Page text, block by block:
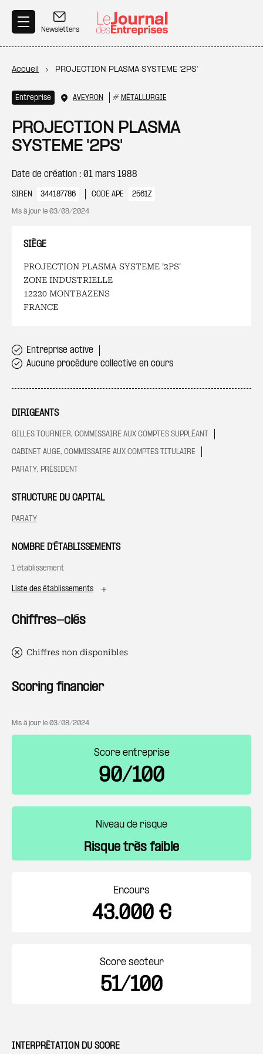
Newsletters
Fil d'Ariane
Accueil PROJECTION PLASMA SYSTEME '2PS'
Entreprise AVEYRON # MÉTALLURGIE
PROJECTION PLASMA
SYSTEME '2PS'
Date de création : 01 mars 1988
SIREN 344187786 CODE APE 2561Z
Mis à jour le 03/08/2024
SIÈGE
PROJECTION PLASMA SYSTEME '2PS'
ZONE INDUSTRIELLE
12220 MONTBAZENS
FRANCE
Entreprise active
Aucune procédure collective en cours
DIRIGEANTS
GILLES TOURNIER, COMMISSAIRE AUX COMPTES SUPPLÉANT
CABINET AUGE, COMMISSAIRE AUX COMPTES TITULAIRE
PARATY, PRÉSIDENT
STRUCTURE DU CAPITAL
PARATY
NOMBRE D'ÉTABLISSEMENTS
1 établissement
Liste des établissements
Chiffres-clés
Chiffres non disponibles
Scoring financier
Mis à jour le 03/08/2024
Score entreprise
90/100
Niveau de risque
Risque très faible
Encours
43.000 €
Score secteur
51/100
INTERPRÉTATION DU SCORE